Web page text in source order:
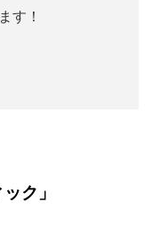
す！
ク」